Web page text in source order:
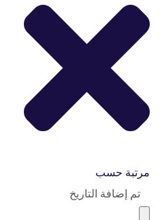
مرتبة حسب
تم إضافة التاريخ